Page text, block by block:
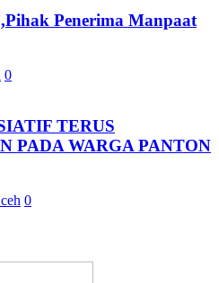
Penerima Manpaat
0
TERUS
PADA WARGA PANTON
0